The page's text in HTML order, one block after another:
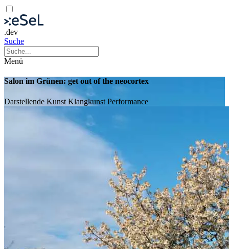
.dev
Suche
Menü
Salon im Grünen: get out of the neocortex
Darstellende Kunst Klangkunst Performance